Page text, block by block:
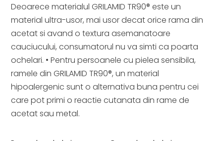
Deoarece materialul GRILAMID TR90® este un
material ultra-usor, mai usor decat orice rama din
acetat si avand o textura asemanatoare
cauciucului, consumatorul nu va simti ca poarta
ochelari. • Pentru persoanele cu pielea sensibila,
ramele din GRILAMID TR90®, un material
hipoalergenic sunt o alternativa buna pentru cei
care pot primi o reactie cutanata din rame de
acetat sau metal.